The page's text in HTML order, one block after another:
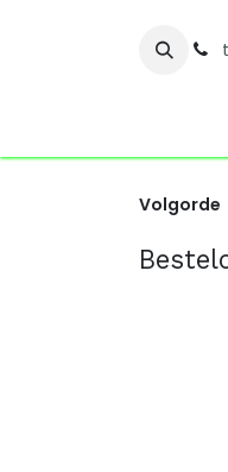
Volgorde